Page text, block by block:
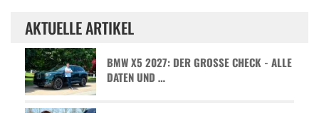
AKTUELLE ARTIKEL
BMW X5 2027: DER GROSSE CHECK - ALLE D
ATEN UND …